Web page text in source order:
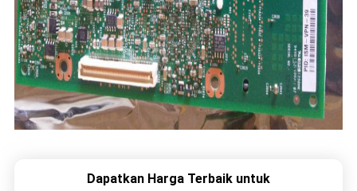
Dapatkan Harga Terbaik untuk